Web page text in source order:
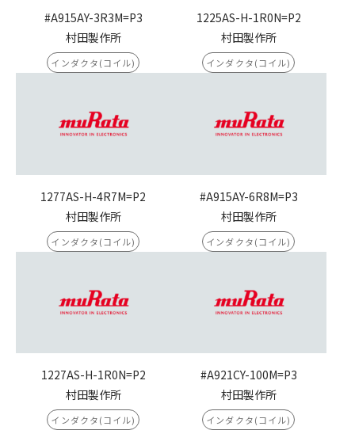
#A915AY-3R3M=P3
村田製作所
インダクタ(コイル)
1225AS-H-1R0N=P2
村田製作所
インダクタ(コイル)
1277AS-H-4R7M=P2
村田製作所
インダクタ(コイル)
#A915AY-6R8M=P3
村田製作所
インダクタ(コイル)
1227AS-H-1R0N=P2
村田製作所
インダクタ(コイル)
#A921CY-100M=P3
村田製作所
インダクタ(コイル)